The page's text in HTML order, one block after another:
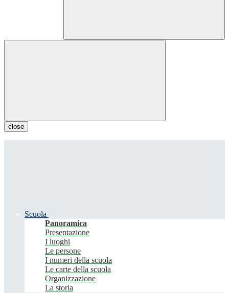
close
Scuola
Panoramica
Presentazione
I luoghi
Le persone
I numeri della scuola
Le carte della scuola
Organizzazione
La storia